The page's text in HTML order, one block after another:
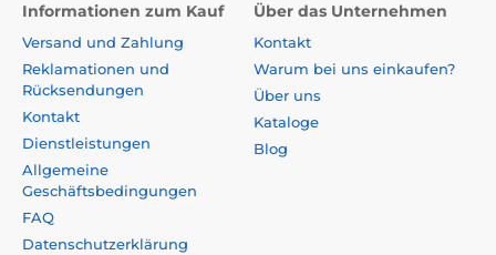
Informationen zum Kauf
Versand und Zahlung
Reklamationen und
Rücksendungen
Kontakt
Dienstleistungen
Allgemeine
Geschäftsbedingungen
FAQ
Datenschutzerklärung
Über das Unternehmen
Kontakt
Warum bei uns einkaufen?
Über uns
Kataloge
Blog